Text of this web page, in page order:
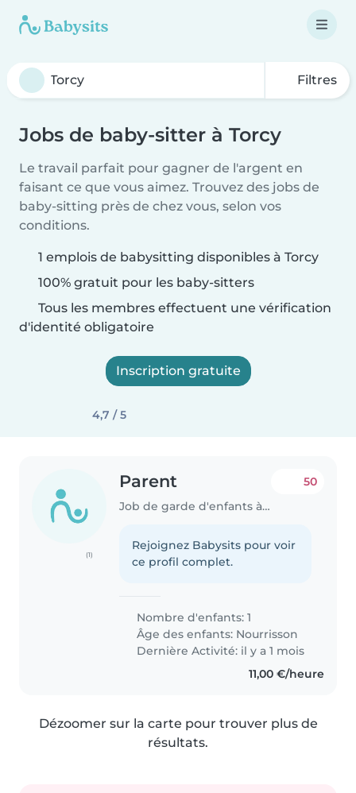
Filtres
Jobs de baby-sitter à Torcy
Le travail parfait pour gagner de l'argent en
faisant ce que vous aimez. Trouvez des jobs de
baby-sitting près de chez vous, selon vos
conditions.
1 emplois de babysitting disponibles à Torcy
100% gratuit pour les baby-sitters
Tous les membres effectuent une vérification
d'identité obligatoire
Inscription gratuite
4,7 / 5
(1)
Parent
Job de garde d'enfants à Torcy
50
Rejoignez Babysits pour voir
ce profil complet.
Nombre d'enfants: 1
Âge des enfants: Nourrisson
Dernière Activité: il y a 1 mois
11,00 €/heure
Dézoomer sur la carte pour trouver plus de
résultats.